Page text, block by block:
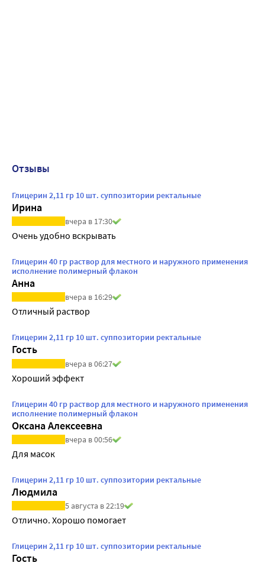
Отзывы
Глицерин 2,11 гр 10 шт. суппозитории ректальные
Ирина
вчера в 17:30
Очень удобно вскрывать
Глицерин 40 гр раствор для местного и наружного применения
исполнение полимерный флакон
Анна
вчера в 16:29
Отличный раствор
Глицерин 2,11 гр 10 шт. суппозитории ректальные
Гость
вчера в 06:27
Хороший эффект
Глицерин 40 гр раствор для местного и наружного применения
исполнение полимерный флакон
Оксана Алексеевна
вчера в 00:56
Для масок
Глицерин 2,11 гр 10 шт. суппозитории ректальные
Людмила
5 августа в 22:19
Отлично. Хорошо помогает
Глицерин 2,11 гр 10 шт. суппозитории ректальные
Гость